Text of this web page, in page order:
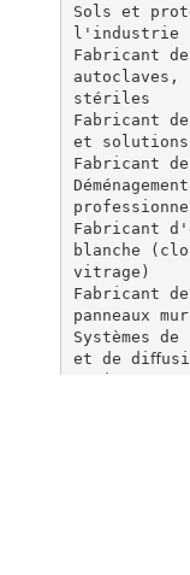
Sols et
l'industrie
Fabricant
autoclaves,
stériles
Fabricant
et solutions
Fabricant
Fabricant
blanche
vitrage)
Fabricant
panneaux
Systèmes
et de